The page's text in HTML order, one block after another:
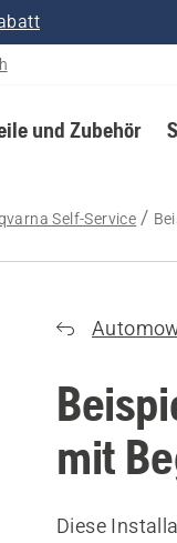
und Zubehör
Self-Service
mit
Diese